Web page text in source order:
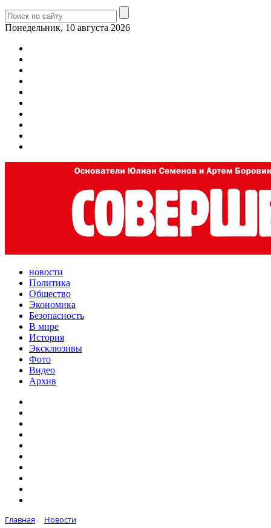
Понедельник, 10 августа 2026
новости
Политика
Общество
Экономика
Безопасность
В мире
История
Эксклюзивы
Фото
Видео
Архив
Главная
Новости